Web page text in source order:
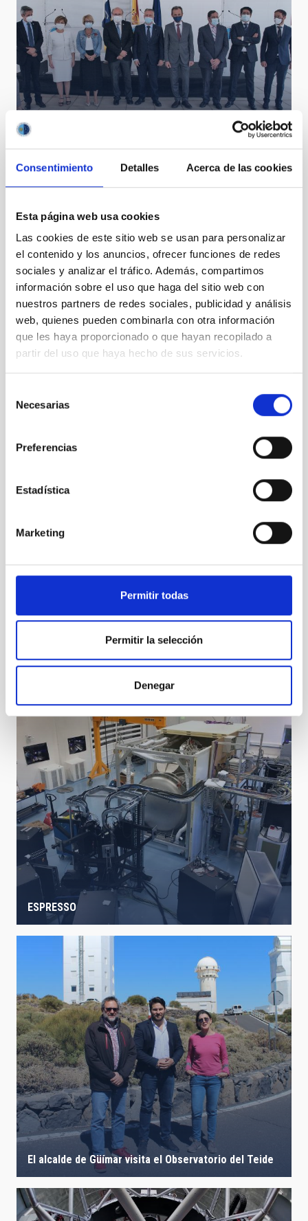
Consentimiento Detalles Acerca de las cookies
Esta página web usa cookies
Las cookies de este sitio web se usan para personalizar
el contenido y los anuncios, ofrecer funciones de redes
sociales y analizar el tráfico. Además, compartimos
información sobre el uso que haga del sitio web con
nuestros partners de redes sociales, publicidad y análisis
web, quienes pueden combinarla con otra información
que les haya proporcionado o que hayan recopilado a
partir del uso que haya hecho de sus servicios.
Necesarias
Preferencias
Estadística
Marketing
Permitir todas
Permitir la selección
Denegar
“Apertura oficial” de IACTEC y Consejo Rector del
IAC
precedentes
La misión CHEOPS, en la que participa el IAC, observa
ESPRESSO
El alcalde de Güímar visita el Observatorio del Teide